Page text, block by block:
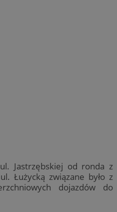
Jastrzębskiej od ronda z
Łużycką związane było z
dojazdów do